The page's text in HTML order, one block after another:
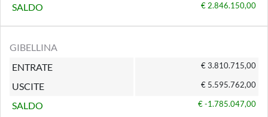
SALDO € 2.846.150,00
GIBELLINA
ENTRATE
€ 3.810.715,00
USCITE € 5.595.762,00
SALDO € -1.785.047,00